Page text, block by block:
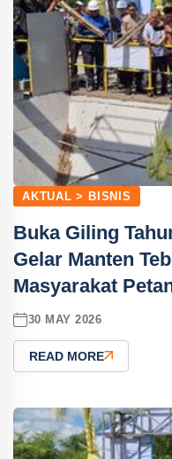
AKTUAL > BISNIS
Buka Giling
Gelar Manten
Masyarakat
30 MAY 2026
READ MORE